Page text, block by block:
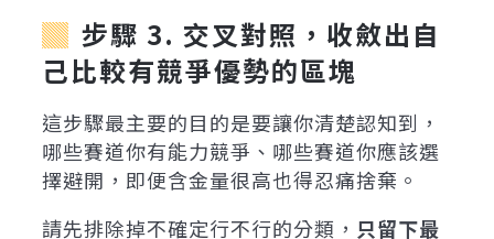
步驟 3. 交叉對照，收斂出自
己比較有競爭優勢的區塊
這步驟最主要的目的是要讓你清楚認知到，
哪些賽道你有能力競爭、哪些賽道你應該選
擇避開，即便含金量很高也得忍痛捨棄。
請先排除掉不確定行不行的分類， 只留下最